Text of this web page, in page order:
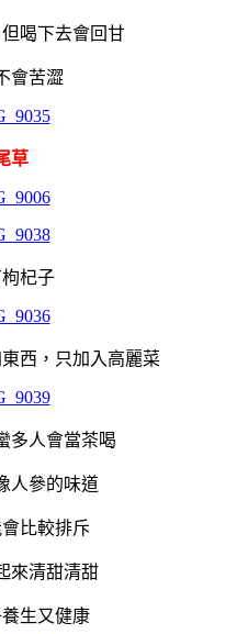
喝下去會回甘
會苦澀
草
杞子
西，只加入高麗菜
多人會當茶喝
人參的味道
比較排斥
來清甜清甜
生又健康